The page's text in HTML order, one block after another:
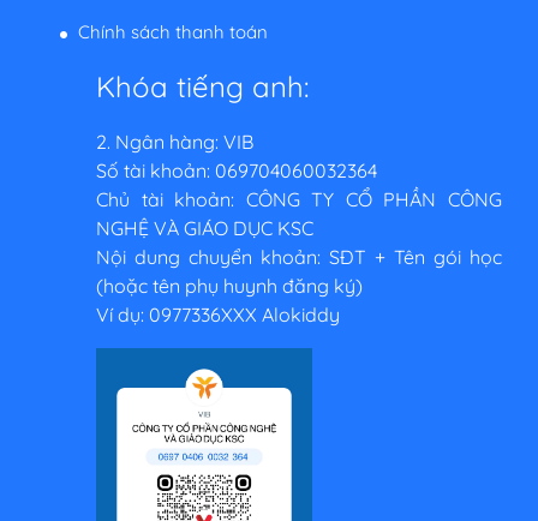
Chính sách thanh toán
Khóa tiếng anh:
2. Ngân hàng: VIB
Số tài khoản: 069704060032364
Chủ tài khoản: CÔNG TY CỔ PHẦN CÔNG
NGHỆ VÀ GIÁO DỤC KSC
Nội dung chuyển khoản: SĐT + Tên gói học
(hoặc tên phụ huynh đăng ký)
Ví dụ: 0977336XXX Alokiddy